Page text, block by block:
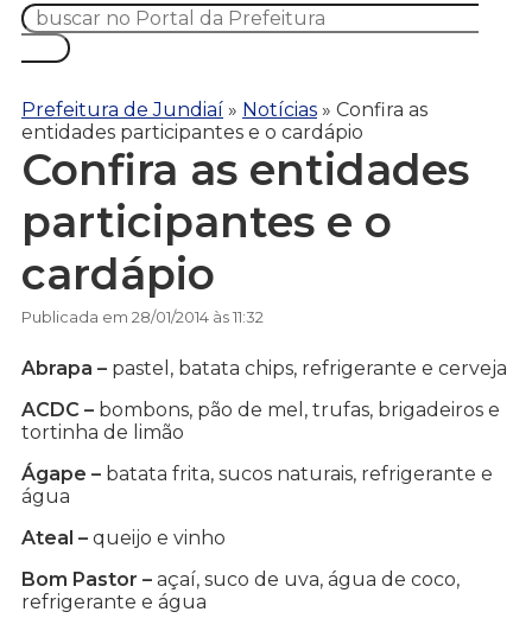
Prefeitura de Jundiaí » Notícias » Confira as
entidades participantes e o cardápio
Confira as entidades
participantes e o
cardápio
Publicada em 28/01/2014 às 11:32
Abrapa – pastel, batata chips, refrigerante e cerveja
ACDC – bombons, pão de mel, trufas, brigadeiros e
tortinha de limão
Ágape – batata frita, sucos naturais, refrigerante e
água
Ateal – queijo e vinho
Bom Pastor – açaí, suco de uva, água de coco,
refrigerante e água